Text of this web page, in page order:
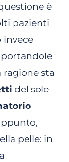
è
pazienti
invece
portandole
ragione sta
del sole
pelle: in